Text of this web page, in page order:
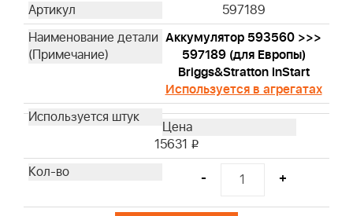
597189
Аккумулятор 593560 >>>
597189 (для Европы)
Briggs&Stratton InStart
Используется в агрегатах
15631 i
- +